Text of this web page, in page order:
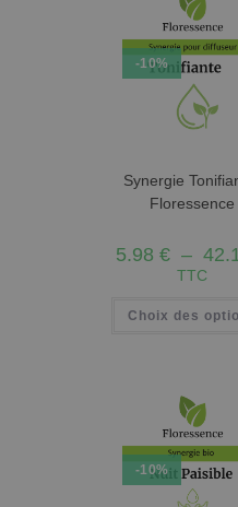
-10%
Synergie
Floressence
5.98€ –
TTC
Choix des
-10%